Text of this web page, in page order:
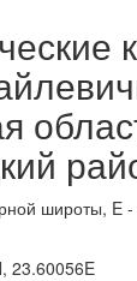
широты, E
23.60056E